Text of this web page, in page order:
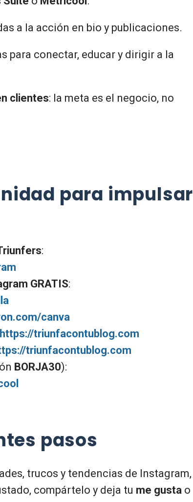
a la acción en bio y publicaciones.
para conectar, educar y dirigir a la
clientes: la meta es el negocio, no
para impulsar
:
GRATIS:
canva
https://triunfacontublog.com
triunfacontublog.com
BORJA30):
pasos
trucos y tendencias de Instagram,
compártelo y deja tu me gusta o